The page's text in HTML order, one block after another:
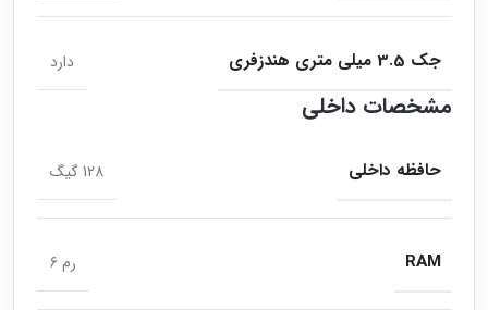
جک 3.5 میلی متری هندزفری دارد
مشخصات داخلی
حافظه داخلی 128 گیگ
RAM رم 6